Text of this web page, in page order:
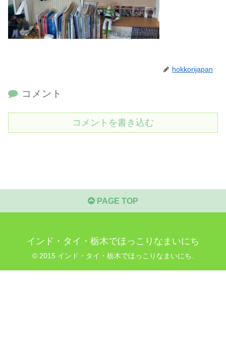
hokkorijapan
コメント
コメントを書き込む
PAGE TOP
インド・タイ・栃木でほっこりなまいにち
© 2015 インド・タイ・栃木でほっこりなまいにち.